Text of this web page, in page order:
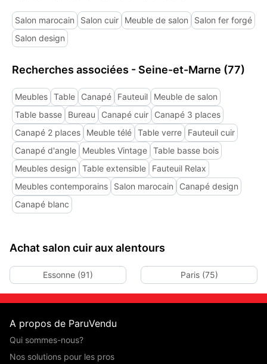
Salon marocain Salon cuir Meuble de salon
Salon fer forgé
Salon design
Recherches associées - Seine-et-Marne (77)
Meubles Table Canapé Fauteuil
Meuble de salon
Table basse
Bureau Canapé cuir
Canapé 3 places
Canapé 2 places
Meuble télé Table verre
Fauteuil cuir
Canapé d'angle
Meubles Vintage Table basse bois
Meubles design
Table extensible
Fauteuil Relax
Meubles contemporains
Salon marocain
Canapé design
Canapé blanc
Achat salon cuir aux alentours
Essonne (91) Paris (75)
A propos de ParuVendu
Qui sommes-nous?
Nos solutions pour les pros